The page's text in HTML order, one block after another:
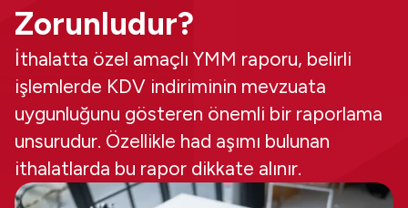
Zorunludur?
İthalatta özel amaçlı YMM raporu, belirli
işlemlerde KDV indiriminin mevzuata
uygunluğunu gösteren önemli bir raporlama
unsurudur. Özellikle had aşımı bulunan
ithalatlarda bu rapor dikkate alınır.